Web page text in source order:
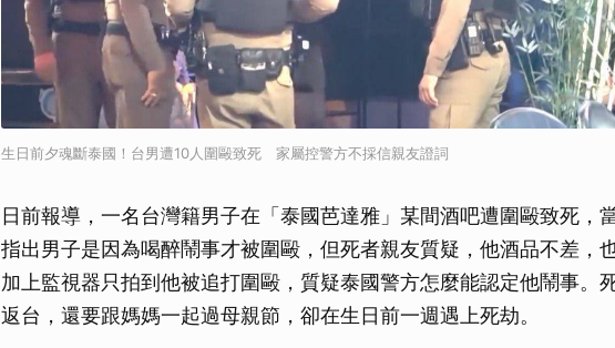
生日前夕魂斷泰國！台男遭10人圍毆致死 家屬控警方不採信親友證詞
日前報導，一名台灣籍男子在「泰國芭達雅」某間酒吧遭圍毆致死，
指出男子是因為喝醉鬧事才被圍毆，但死者親友質疑，他酒品不差，
加上監視器只拍到他被追打圍毆，質疑泰國警方怎麼能認定他鬧事。
返台，還要跟媽媽一起過母親節，卻在生日前一週遇上死劫。